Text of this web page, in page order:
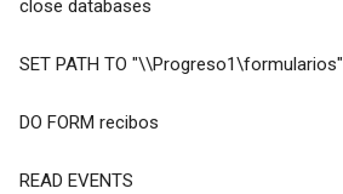
close databases
SET PATH TO "\\Progreso1\formularios"
DO FORM recibos
READ EVENTS